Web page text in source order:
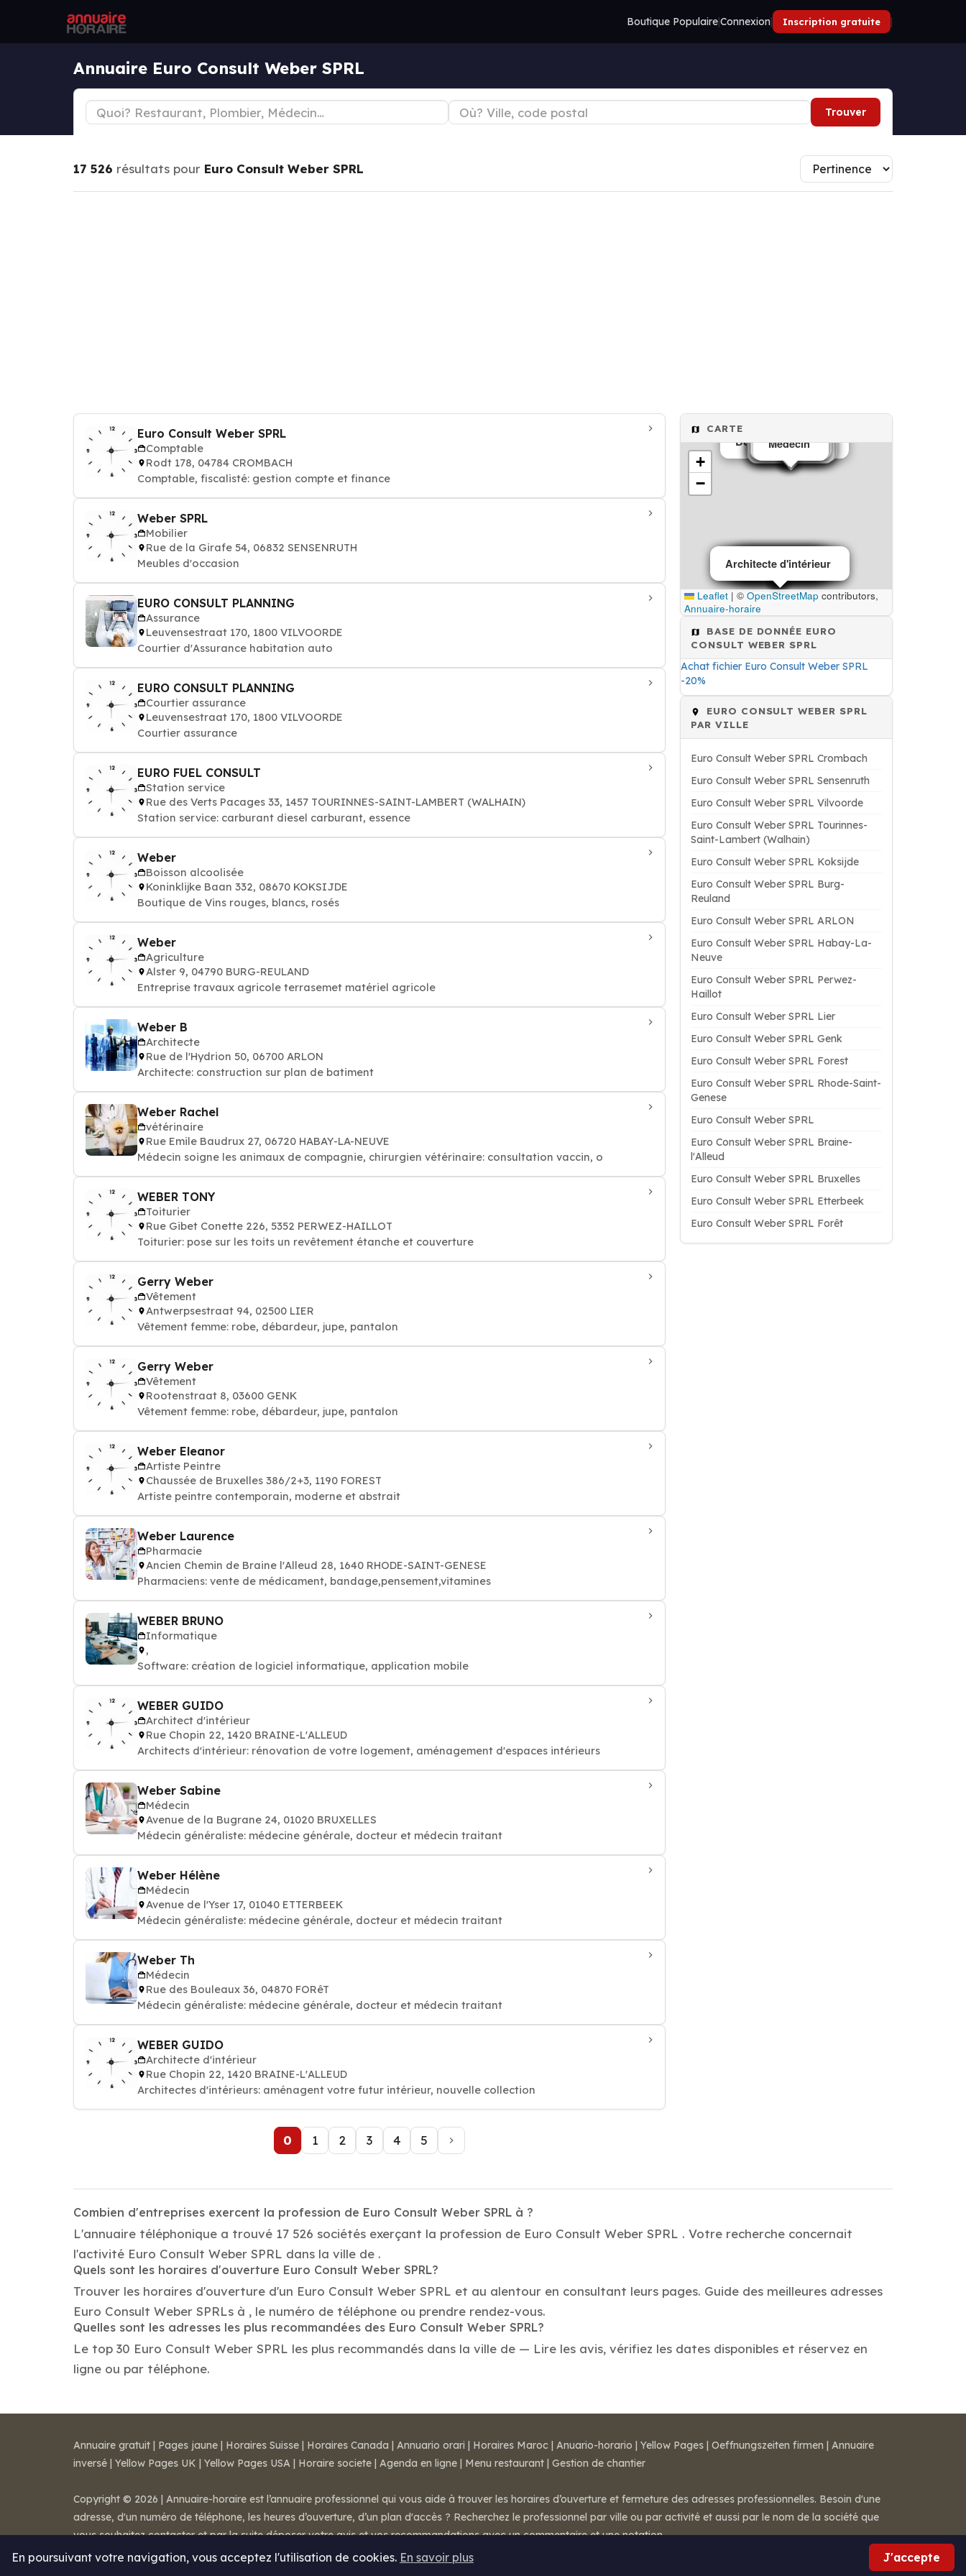
Boutique Populaire|Connexion| Inscription gratuite |
Annuaire Euro Consult Weber SPRL
Trouver
17 526 résultats pour Euro Consult Weber SPRL
Euro Consult Weber SPRL
Comptable
Rodt 178, 04784 CROMBACH
Comptable, fiscalisté: gestion compte et finance
Weber SPRL
Mobilier
Rue de la Girafe 54, 06832 SENSENRUTH
Meubles d'occasion
EURO CONSULT PLANNING
Assurance
Leuvensestraat 170, 1800 VILVOORDE
Courtier d'Assurance habitation auto
EURO CONSULT PLANNING
Courtier assurance
Leuvensestraat 170, 1800 VILVOORDE
Courtier assurance
EURO FUEL CONSULT
Station service
Rue des Verts Pacages 33, 1457 TOURINNES-SAINT-LAMBERT (WALHAIN)
Station service: carburant diesel carburant, essence
Weber
Boisson alcoolisée
Koninklijke Baan 332, 08670 KOKSIJDE
Boutique de Vins rouges, blancs, rosés
Weber
Agriculture
Alster 9, 04790 BURG-REULAND
Entreprise travaux agricole terrasemet matériel agricole
Weber B
Architecte
Rue de l'Hydrion 50, 06700 ARLON
Architecte: construction sur plan de batiment
Weber Rachel
vétérinaire
Rue Emile Baudrux 27, 06720 HABAY-LA-NEUVE
Médecin soigne les animaux de compagnie, chirurgien vétérinaire: consultation vaccin, o
WEBER TONY
Toiturier
Rue Gibet Conette 226, 5352 PERWEZ-HAILLOT
Toiturier: pose sur les toits un revêtement étanche et couverture
Gerry Weber
Vêtement
Antwerpsestraat 94, 02500 LIER
Vêtement femme: robe, débardeur, jupe, pantalon
Gerry Weber
Vêtement
Rootenstraat 8, 03600 GENK
Vêtement femme: robe, débardeur, jupe, pantalon
Weber Eleanor
Artiste Peintre
Chaussée de Bruxelles 386/2+3, 1190 FOREST
Artiste peintre contemporain, moderne et abstrait
Weber Laurence
Pharmacie
Ancien Chemin de Braine l'Alleud 28, 1640 RHODE-SAINT-GENESE
Pharmaciens: vente de médicament, bandage,pensement,vitamines
WEBER BRUNO
Informatique
,
Software: création de logiciel informatique, application mobile
WEBER GUIDO
Architect d'intérieur
Rue Chopin 22, 1420 BRAINE-L'ALLEUD
Architects d'intérieur: rénovation de votre logement, aménagement d'espaces intérieurs
Weber Sabine
Médecin
Avenue de la Bugrane 24, 01020 BRUXELLES
Médecin généraliste: médecine générale, docteur et médecin traitant
Weber Hélène
Médecin
Avenue de l'Yser 17, 01040 ETTERBEEK
Médecin généraliste: médecine générale, docteur et médecin traitant
Weber Th
Médecin
Rue des Bouleaux 36, 04870 FORêT
Médecin généraliste: médecine générale, docteur et médecin traitant
WEBER GUIDO
Architecte d'intérieur
Rue Chopin 22, 1420 BRAINE-L'ALLEUD
Architectes d'intérieurs: aménagent votre futur intérieur, nouvelle collection
0 1 2 3 4 5
CARTE
Comptable
Mobilier
Assurance
Courtier assurance
Station service
Boisson alcoolisée
Agriculture
Architecte
vétérinaire
Toiturier
Vêtement
Vêtement
Artiste Peintre
Pharmacie
Informatique
Architect d'intérieur
Médecin
Médecin
Médecin
Architecte d'intérieur
+
−
Leaflet | © OpenStreetMap contributors,
Annuaire-horaire
BASE DE DONNÉE EURO
CONSULT WEBER SPRL
Achat fichier Euro Consult Weber SPRL
-20%
EURO CONSULT WEBER SPRL
PAR VILLE
Euro Consult Weber SPRL Crombach
Euro Consult Weber SPRL Sensenruth
Euro Consult Weber SPRL Vilvoorde
Euro Consult Weber SPRL Tourinnes-
Saint-Lambert (Walhain)
Euro Consult Weber SPRL Koksijde
Euro Consult Weber SPRL Burg-
Reuland
Euro Consult Weber SPRL ARLON
Euro Consult Weber SPRL Habay-La-
Neuve
Euro Consult Weber SPRL Perwez-
Haillot
Euro Consult Weber SPRL Lier
Euro Consult Weber SPRL Genk
Euro Consult Weber SPRL Forest
Euro Consult Weber SPRL Rhode-Saint-
Genese
Euro Consult Weber SPRL
Euro Consult Weber SPRL Braine-
l'Alleud
Euro Consult Weber SPRL Bruxelles
Euro Consult Weber SPRL Etterbeek
Euro Consult Weber SPRL Forêt
Combien d'entreprises exercent la profession de Euro Consult Weber SPRL à ?
L'annuaire téléphonique a trouvé 17 526 sociétés exerçant la profession de Euro Consult Weber SPRL . Votre recherche concernait
l'activité Euro Consult Weber SPRL dans la ville de .
Quels sont les horaires d'ouverture Euro Consult Weber SPRL?
Trouver les horaires d'ouverture d'un Euro Consult Weber SPRL et au alentour en consultant leurs pages. Guide des meilleures adresses
Euro Consult Weber SPRLs à , le numéro de téléphone ou prendre rendez-vous.
Quelles sont les adresses les plus recommandées des Euro Consult Weber SPRL?
Le top 30 Euro Consult Weber SPRL les plus recommandés dans la ville de — Lire les avis, vérifiez les dates disponibles et réservez en
ligne ou par téléphone.
En poursuivant votre navigation, vous acceptez l'utilisation de cookies. En savoir plus J'accepte
Annuaire gratuit | Pages jaune | Horaires Suisse | Horaires Canada | Annuario orari | Horaires Maroc | Anuario-horario | Yellow Pages | Oeffnungszeiten firmen | Annuaire
inversé | Yellow Pages UK | Yellow Pages USA | Horaire societe | Agenda en ligne | Menu restaurant | Gestion de chantier
Copyright © 2026 | Annuaire-horaire est l’annuaire professionnel qui vous aide à trouver les horaires d’ouverture et fermeture des adresses professionnelles. Besoin d'une
adresse, d'un numéro de téléphone, les heures d’ouverture, d’un plan d'accès ? Recherchez le professionnel par ville ou par activité et aussi par le nom de la société que
vous souhaitez contacter et par la suite déposer votre avis et vos recommandations avec un commentaire et une notation.
Mentions légales-Conditions de ventes- Contact